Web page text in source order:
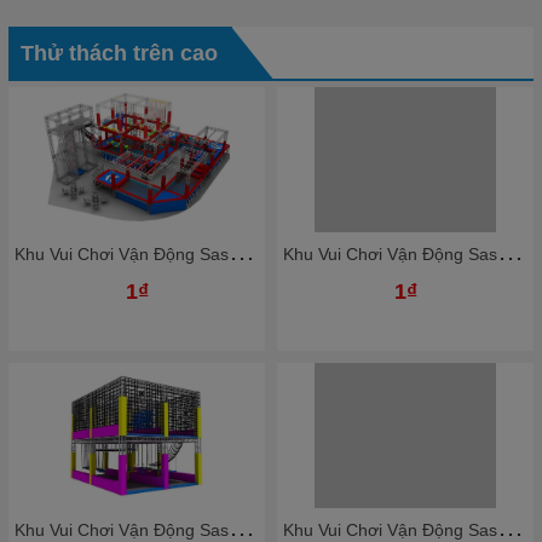
Thử thách trên cao
K
hu Vui Chơi Vận Động Sasuke Vượt Chướng Ngại Vật KBSSK25
1₫
K
hu Vui Chơi Vận Động Sasuke Vượt Chướng Ngại Vật KBSSK23
K
hu Vui Chơi Vận Động Sasuke Vượt Chướng Ngại Vật KBSSK21
1₫
K
hu Vui Chơi Vận Động Sasuke Vượt Chướng Ngại Vật KBSSK19